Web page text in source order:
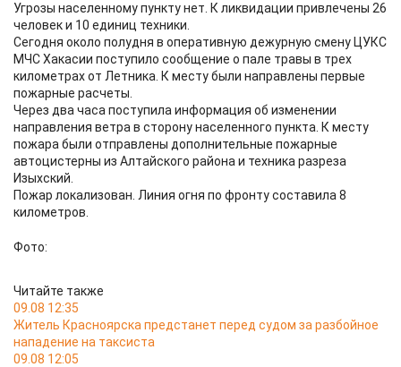
Угрозы населенному пункту нет. К ликвидации привлечены 26
человек и 10 единиц техники.
Сегодня около полудня в оперативную дежурную смену ЦУКС
МЧС Хакасии поступило сообщение о пале травы в трех
километрах от Летника. К месту были направлены первые
пожарные расчеты.
Через два часа поступила информация об изменении
направления ветра в сторону населенного пункта. К месту
пожара были отправлены дополнительные пожарные
автоцистерны из Алтайского района и техника разреза
Изыхский.
Пожар локализован. Линия огня по фронту составила 8
километров.
Фото:
Читайте также
09.08 12:35
Житель Красноярска предстанет перед судом за разбойное
нападение на таксиста
09.08 12:05